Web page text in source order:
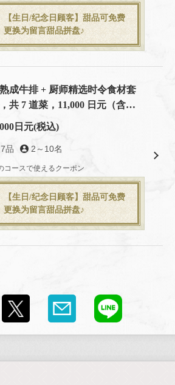
【生日/纪念日顾客】甜品可免费
更换为留言甜品拼盘♪
成牛排 + 厨师精选时令食材套
共 7 道菜，11,000 日元（含
日元(税込)
7品 2～10名
コースで使えるクーポン
【生日/纪念日顾客】甜品可免费
更换为留言甜品拼盘♪
店舗情報をシェアする
グ Lamp 徳島秋田町店
courses
お店情報をコピー